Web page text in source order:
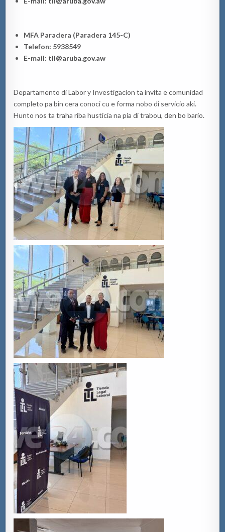
MFA Paradera (Paradera 145-C)
Telefon: 5938549
E-mail: tll@aruba.gov.aw
Departamento di Labor y Investigacion ta invita e comunidad
completo pa bin cera conoci cu e forma nobo di servicio aki.
Hunto nos ta traha riba husticia na pia di trabou, den bo bario.